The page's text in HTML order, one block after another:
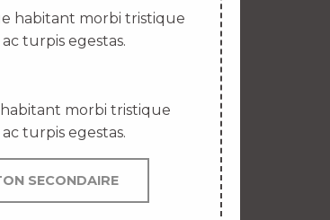
habitant morbi tristique
turpis egestas.
morbi tristique
turpis egestas.
SECONDAIRE